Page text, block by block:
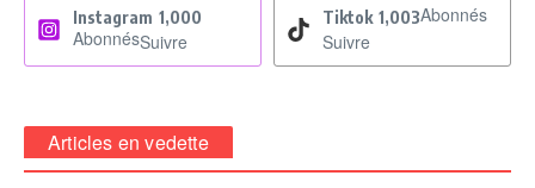
Instagram 1,000
AbonnésSuivre
Tiktok 1,003Abonnés
Suivre
Articles en vedette